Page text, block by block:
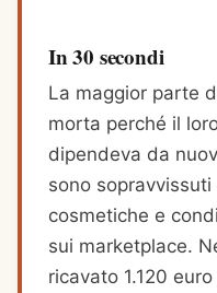
In 30 secondi
La maggior parte
morta perché il
dipendeva da
sono
cosmetiche e
sui marketplace.
ricavato 1.120